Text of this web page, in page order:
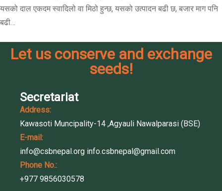
यसको दाल एकदम स्वादिलो वा मिठो हुन्छ, यसको उत्पादन बढी छ, बजार माग पनि
बढी…
Let us conserve and exchange
seeds!
Secretariat
Address:
Kawasoti Muncipality-14 ,Agyauli Nawalparasi (BSE)
E-mail:
info@csbnepal.org info.csbnepal@gmail.com
Phone No.:
+977 9856030578